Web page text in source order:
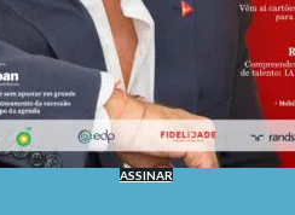
ASSINAR